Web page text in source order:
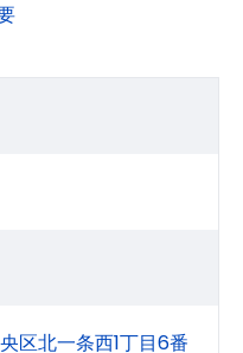
区北一条西1丁目6番